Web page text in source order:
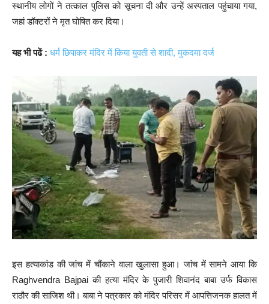
स्थानीय लोगों ने तत्काल पुलिस को सूचना दी और उन्हें अस्पताल पहुंचाया गया,
जहां डॉक्टरों ने मृत घोषित कर दिया।
यह भी पढें : धर्म छिपाकर मंदिर में किया युवती से शादी, मुकदमा दर्ज
इस हत्याकांड की जांच में चौंकाने वाला खुलासा हुआ। जांच में सामने आया कि
Raghvendra Bajpai की हत्या मंदिर के पुजारी शिवानंद बाबा उर्फ विकास
राठौर की साजिश थी। बाबा ने पत्रकार को मंदिर परिसर में आपत्तिजनक हालत में